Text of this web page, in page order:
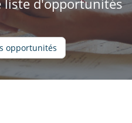
liste d'opportunités
opportunités